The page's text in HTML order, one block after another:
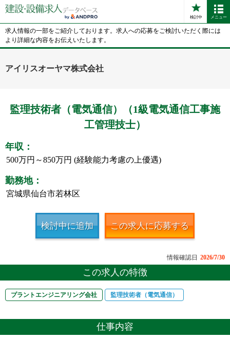
検討中 メニュー
求人情報の一部をご紹介しております。求人への応募をご検討いただく際には
より詳細な内容をお伝えいたします。
アイリスオーヤマ株式会社
監理技術者（電気通信）（1級電気通信工事施
工管理技士）
年収：
500万円～850万円 (経験能力考慮の上優遇)
勤務地：
宮城県仙台市若林区
検討中に追加 この求人に応募する
情報確認日 2026/7/30
この求人の特徴
プラントエンジニアリング会社 監理技術者（電気通信）
仕事内容